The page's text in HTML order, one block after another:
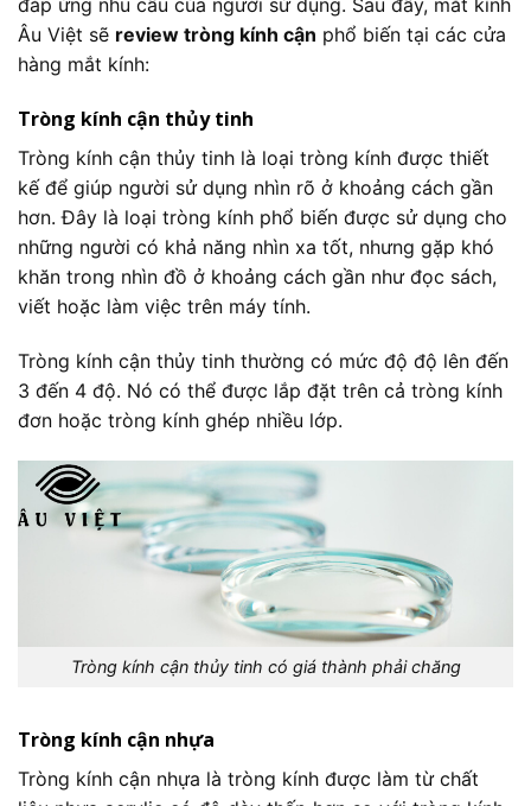
đáp ứng nhu cầu của người sử dụng. Sau đây, mắt kính
Âu Việt sẽ review tròng kính cận phổ biến tại các cửa
hàng mắt kính:
Tròng kính cận thủy tinh
Tròng kính cận thủy tinh là loại tròng kính được thiết
kế để giúp người sử dụng nhìn rõ ở khoảng cách gần
hơn. Đây là loại tròng kính phổ biến được sử dụng cho
những người có khả năng nhìn xa tốt, nhưng gặp khó
khăn trong nhìn đồ ở khoảng cách gần như đọc sách,
viết hoặc làm việc trên máy tính.
Tròng kính cận thủy tinh thường có mức độ độ lên đến
3 đến 4 độ. Nó có thể được lắp đặt trên cả tròng kính
đơn hoặc tròng kính ghép nhiều lớp.
Tròng kính cận thủy tinh có giá thành phải chăng
Tròng kính cận nhựa
Tròng kính cận nhựa là tròng kính được làm từ chất